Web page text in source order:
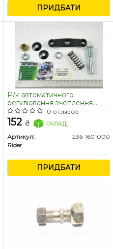
ПРИДБАТИ
Р/к автоматичного
регулювання зчеплення
МАЗ, КрАЗ ЯМЗ 236,238
(RIDER)
0 отзывов
152 ₴ склад
Артикул:
236-1601000
Rider
ПРИДБАТИ